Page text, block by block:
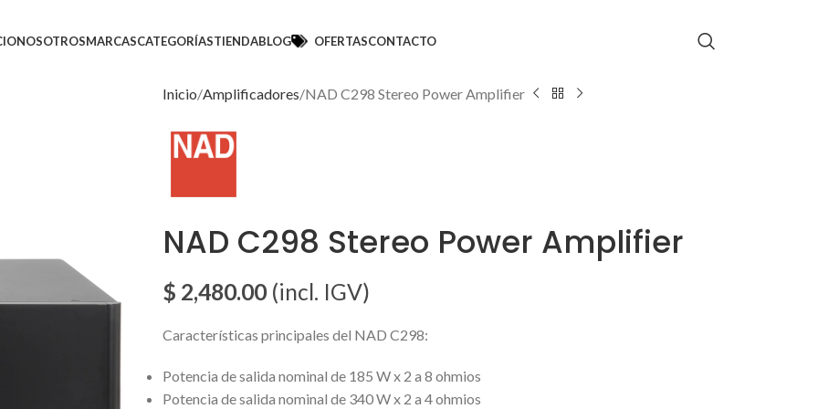
NOSOTROSMARCASCATEGORÍASTIENDABLOG OFERTASCONTACTO
Inicio Amplificadores NAD C298 Stereo Power Amplifier
NAD C298 Stereo Power Amplifier
$ 2,480.00(incl. IGV)
Características principales del NAD C298:
Potencia de salida nominal de 185 W x 2 a 8 ohmios
Potencia de salida nominal de 340 W x 2 a 4 ohmios